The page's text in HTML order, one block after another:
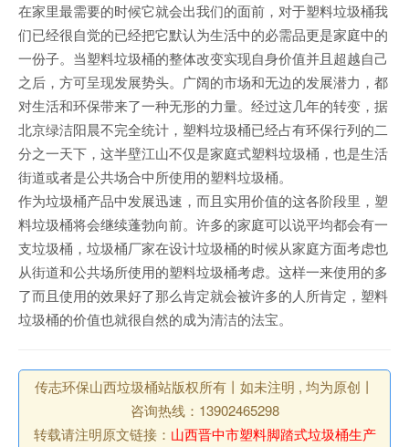
在家里最需要的时候它就会出我们的面前，对于塑料垃圾桶我
们已经很自觉的已经把它默认为生活中的必需品更是家庭中的
一份子。当塑料垃圾桶的整体改变实现自身价值并且超越自己
之后，方可呈现发展势头。广阔的市场和无边的发展潜力，都
对生活和环保带来了一种无形的力量。经过这几年的转变，据
北京绿洁阳晨不完全统计，塑料垃圾桶已经占有环保行列的二
分之一天下，这半壁江山不仅是家庭式塑料垃圾桶，也是生活
街道或者是公共场合中所使用的塑料垃圾桶。
作为垃圾桶产品中发展迅速，而且实用价值的这各阶段里，塑
料垃圾桶将会继续蓬勃向前。许多的家庭可以说平均都会有一
支垃圾桶，垃圾桶厂家在设计垃圾桶的时候从家庭方面考虑也
从街道和公共场所使用的塑料垃圾桶考虑。这样一来使用的多
了而且使用的效果好了那么肯定就会被许多的人所肯定，塑料
垃圾桶的价值也就很自然的成为清洁的法宝。
传志环保山西垃圾桶站版权所有丨如未注明 , 均为原创丨
咨询热线：13902465298
转载请注明原文链接： 山西晋中市塑料脚踏式垃圾桶生产